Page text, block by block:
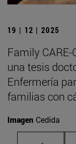
19 | 12 | 2025
Family
una tesis
Enfermería
familias con
Imagen Cedida